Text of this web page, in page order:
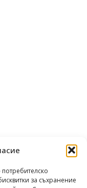
за съхранение